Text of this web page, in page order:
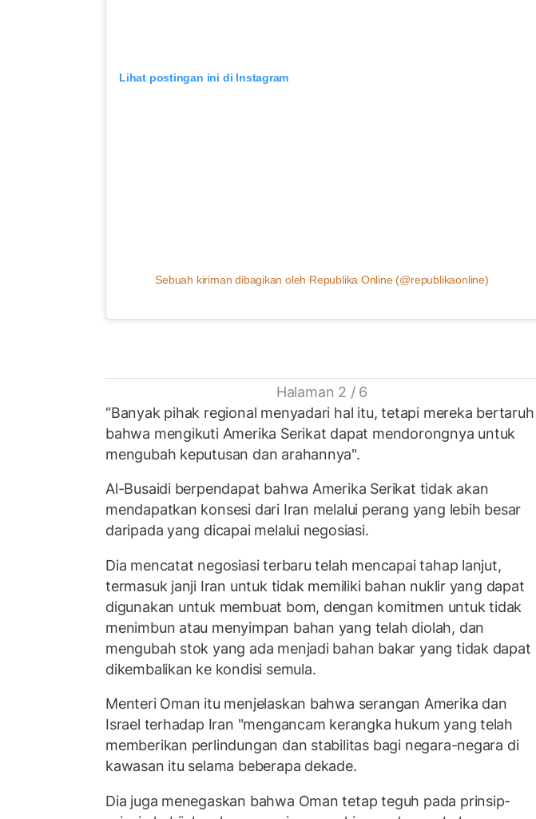
Lihat postingan ini di Instagram
Sebuah kiriman dibagikan oleh Republika Online (@republikaonline)
Halaman 2 / 6
“Banyak pihak regional menyadari hal itu, tetapi mereka bertaruh
bahwa mengikuti Amerika Serikat dapat mendorongnya untuk
mengubah keputusan dan arahannya".
Al-Busaidi berpendapat bahwa Amerika Serikat tidak akan
mendapatkan konsesi dari Iran melalui perang yang lebih besar
daripada yang dicapai melalui negosiasi.
Dia mencatat negosiasi terbaru telah mencapai tahap lanjut,
termasuk janji Iran untuk tidak memiliki bahan nuklir yang dapat
digunakan untuk membuat bom, dengan komitmen untuk tidak
menimbun atau menyimpan bahan yang telah diolah, dan
mengubah stok yang ada menjadi bahan bakar yang tidak dapat
dikembalikan ke kondisi semula.
Menteri Oman itu menjelaskan bahwa serangan Amerika dan
Israel terhadap Iran "mengancam kerangka hukum yang telah
memberikan perlindungan dan stabilitas bagi negara-negara di
kawasan itu selama beberapa dekade.
Dia juga menegaskan bahwa Oman tetap teguh pada prinsip-